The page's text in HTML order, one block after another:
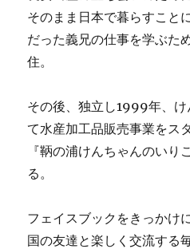
そのまま日本で暮らすこと
だった義兄の仕事を学ぶた
住。
その後、独立し1999年、
て水産加工品販売事業をス
『鞆の浦けんちゃんのいり
る。
フェイスブックをきっかけ
国の友達と楽しく交流する